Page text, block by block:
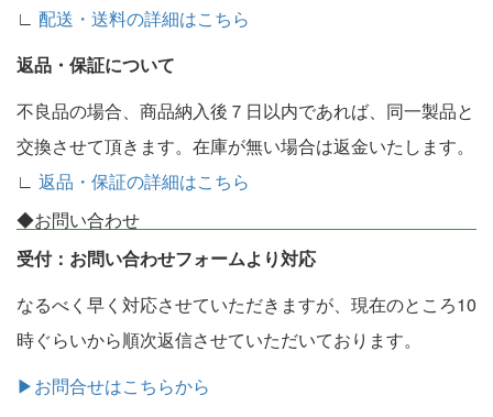
∟ 配送・送料の詳細はこちら
返品・保証について
不良品の場合、商品納入後７日以内であれば、同一製品と
交換させて頂きます。在庫が無い場合は返金いたします。
∟ 返品・保証の詳細はこちら
◆お問い合わせ
受付：お問い合わせフォームより対応
なるべく早く対応させていただきますが、現在のところ10
時ぐらいから順次返信させていただいております。
▶お問合せはこちらから